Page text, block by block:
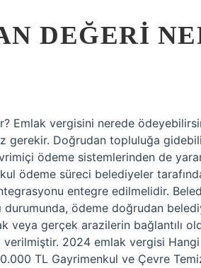
DEĞERI
Emlak vergisini nerede
gerekir. Doğrudan topluluğa
ödeme sistemlerinden de
ödeme süreci belediyeler
entegre edilmelidir.
ödeme doğrudan
veya gerçek arazilerin bağlantılı
2024 emlak vergisi
TL Gayrimenkul ve Çevre